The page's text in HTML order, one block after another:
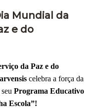
Mundial da
e do
da Paz e do
celebra a força da
Programa Educativo
Escola”!